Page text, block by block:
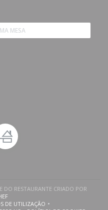
MESA
janela))
RESTAURANTE CRIADO POR
((ABRE NUMA NOVA JANELA))
JANELA))
DE UTILIZAÇÃO
((ABRE NUMA NOVA JANELA))